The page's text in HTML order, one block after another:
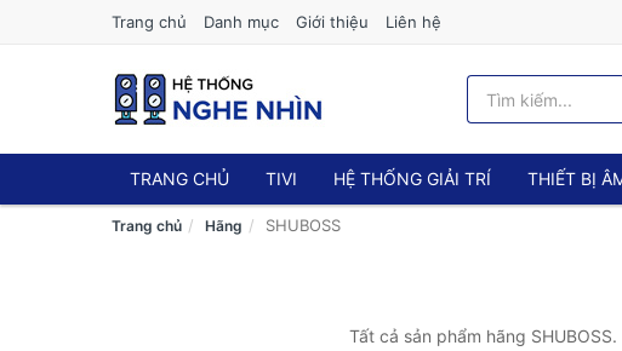
Trang chủ Danh mục Giới thiệu Liên hệ
TRANG CHỦ TIVI HỆ THỐNG GIẢI TRÍ THIẾT BỊ
Trang chủ Hãng SHUBOSS
Tất cả sản phẩm hãng